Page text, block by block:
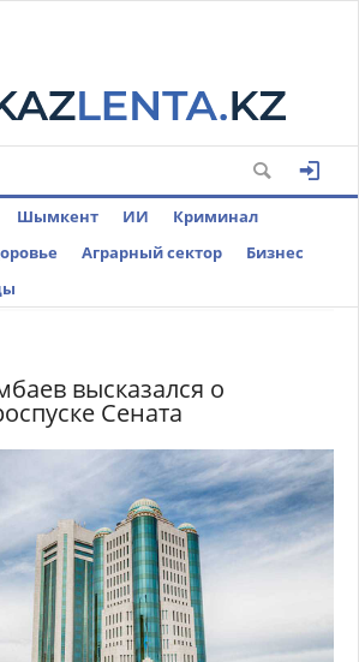
Шымкент ИИ
Криминал
Аграрный сектор
Бизнес
высказался о
Сената